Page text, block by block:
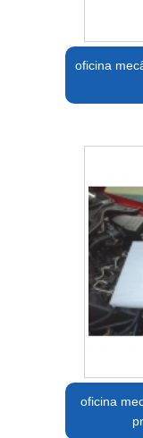
oficina
oficina